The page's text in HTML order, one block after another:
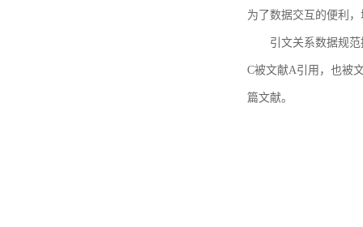
为了数据交互的便利
引文关系数据规
C被文献A引用，也被
篇文献。